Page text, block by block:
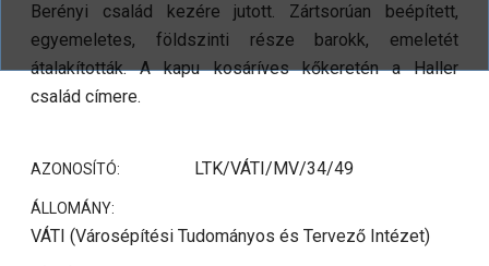
Berényi család kezére jutott. Zártsorúan beépített,
egyemeletes, földszinti része barokk, emeletét
átalakították. A kapu kosáríves kőkeretén a Haller
család címere.
AZONOSÍTÓ: LTK/VÁTI/MV/34/49
ÁLLOMÁNY:
VÁTI (Városépítési Tudományos és Tervező Intézet)